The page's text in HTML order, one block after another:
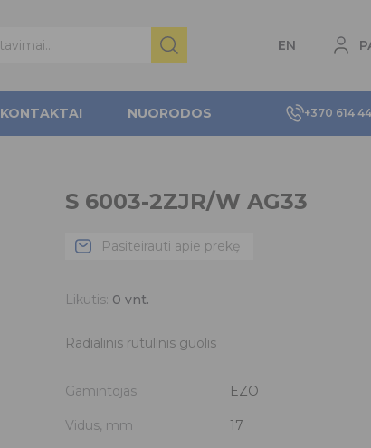
EN
+370 614
KONTAKTAI NUORODOS
S 6003-2ZJR/W AG33
Pasiteirauti apie prekę
Likutis: 0 vnt.
Radialinis rutulinis guolis
Gamintojas EZO
Vidus, mm 17